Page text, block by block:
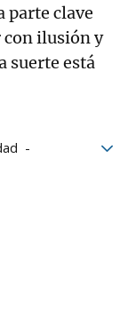
parte clave
con ilusión y
suerte está